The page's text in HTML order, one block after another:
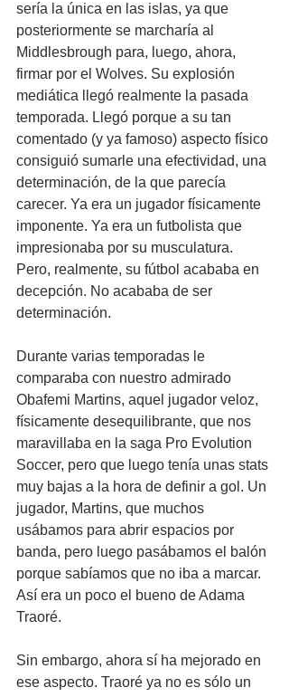
sería la única en las islas, ya que
posteriormente se marcharía al
Middlesbrough para, luego, ahora,
firmar por el Wolves. Su explosión
mediática llegó realmente la pasada
temporada. Llegó porque a su tan
comentado (y ya famoso) aspecto físico
consiguió sumarle una efectividad, una
determinación, de la que parecía
carecer. Ya era un jugador físicamente
imponente. Ya era un futbolista que
impresionaba por su musculatura.
Pero, realmente, su fútbol acababa en
decepción. No acababa de ser
determinación.
Durante varias temporadas le
comparaba con nuestro admirado
Obafemi Martins, aquel jugador veloz,
físicamente desequilibrante, que nos
maravillaba en la saga Pro Evolution
Soccer, pero que luego tenía unas stats
muy bajas a la hora de definir a gol. Un
jugador, Martins, que muchos
usábamos para abrir espacios por
banda, pero luego pasábamos el balón
porque sabíamos que no iba a marcar.
Así era un poco el bueno de Adama
Traoré.
Sin embargo, ahora sí ha mejorado en
ese aspecto. Traoré ya no es sólo un